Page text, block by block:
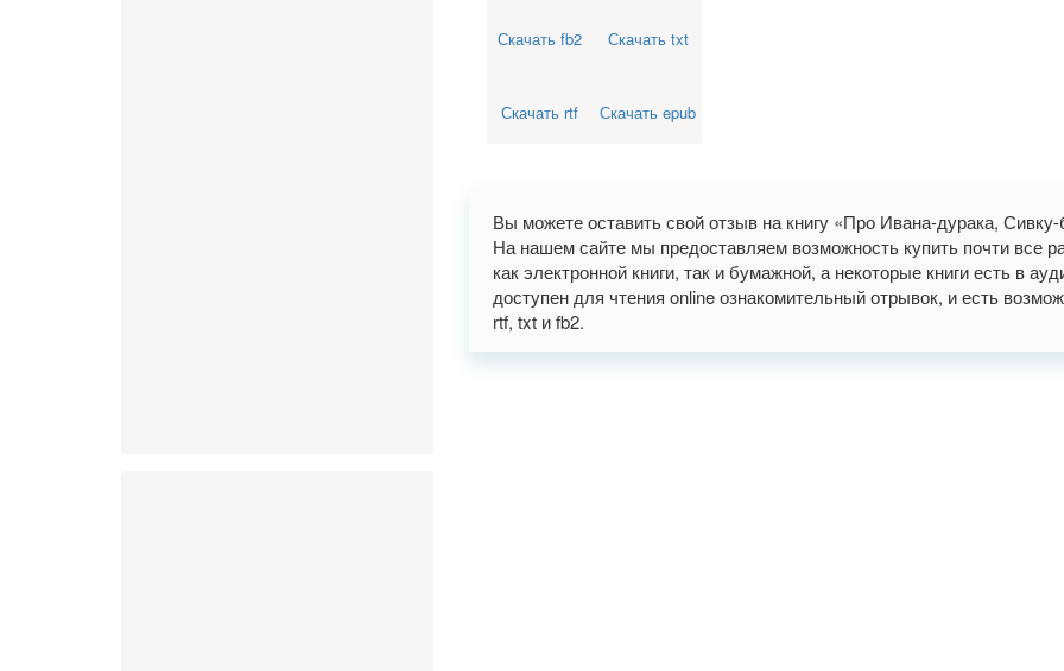
Скачать fb2 Скачать txt
Скачать rtf Скачать epub
Вы можете оставить свой отзыв на книгу «Про Ивана-дурака,
На нашем сайте мы предоставляем возможность купить почти все
как электронной книги, так и бумажной, а некоторые книги есть в
доступен для чтения online ознакомительный отрывок, и есть
rtf, txt и fb2.